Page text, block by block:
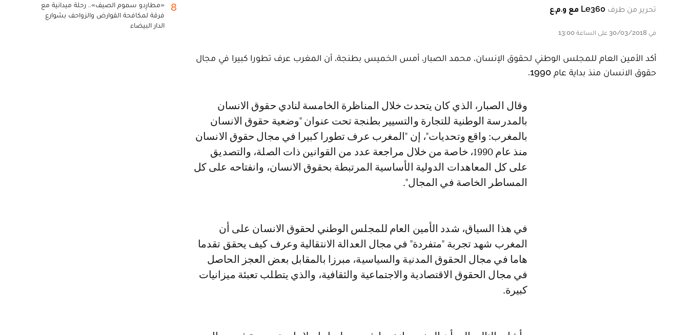
تحرير من طرف Le360 مع و.م.ع
في 30/03/2018 على الساعة 13:00
أكد الأمين العام للمجلس الوطني لحقوق الإنسان، محمد الصبار، أمس الخميس بطنجة، أن المغرب عرف تطورا كبيرا في مجال
حقوق الانسان منذ بداية عام 1990.
وقال الصبار، الذي كان يتحدث خلال المناظرة الخامسة لنادي حقوق الانسان
بالمدرسة الوطنية للتجارة والتسيير بطنجة تحت عنوان "وضعية حقوق الانسان
بالمغرب: واقع وتحديات"، إن "المغرب عرف تطورا كبيرا في مجال حقوق الانسان
منذ عام 1990، خاصة من خلال مراجعة عدد من القوانين ذات الصلة، والتصديق
على كل المعاهدات الدولية الأساسية المرتبطة بحقوق الانسان، وانفتاحه على كل
المساطر الخاصة في المجال".
في هذا السياق، شدد الأمين العام للمجلس الوطني لحقوق الانسان على أن
المغرب شهد تجربة "متفردة" في مجال العدالة الانتقالية وعرف كيف يحقق تقدما
هاما في مجال الحقوق المدنية والسياسية، مبرزا بالمقابل بعض العجز الحاصل
في مجال الحقوق الاقتصادية والاجتماعية والثقافية، والذي يتطلب تعبئة ميزانيات
كبيرة.
8
«مطارِدو سموم الصيف».. رحلة ميدانية مع
فرقة لمكافحة القوارض والزواحف بشوارع
الدار البيضاء